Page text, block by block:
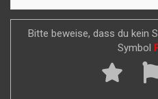
Bitte beweise, dass du kein
Symbol